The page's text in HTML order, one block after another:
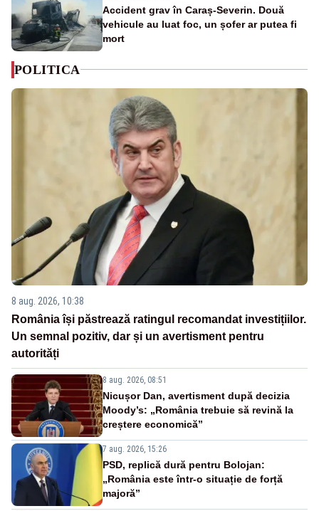
Accident grav în Caraș-Severin. Două
vehicule au luat foc, un șofer ar putea fi
mort
POLITICA
8 aug. 2026, 10:38
România își păstrează ratingul recomandat investițiilor.
Un semnal pozitiv, dar și un avertisment pentru
autorități
8 aug. 2026, 08:51
Nicușor Dan, avertisment după decizia
Moody’s: „România trebuie să revină la
creștere economică”
7 aug. 2026, 15:26
PSD, replică dură pentru Bolojan:
„România este într-o situație de forță
majoră”